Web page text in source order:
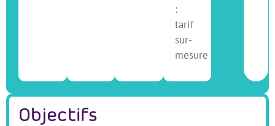
:
tarif
sur-
mesure
Objectifs